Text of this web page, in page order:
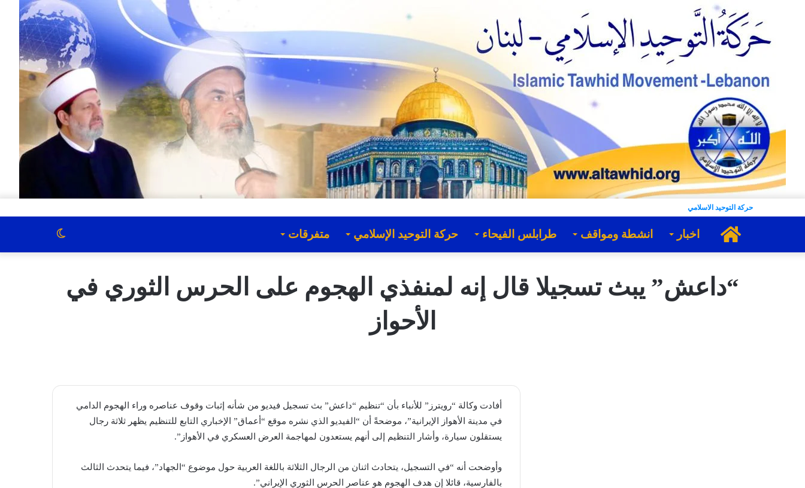
حركة التوحيد الاسلامي
الرئيسية
اخبار انشطة ومواقف طرابلس الفيحاء حركة التوحيد الإسلامي متفرقات
“داعش” يبث تسجيلا قال إنه لمنفذي الهجوم على الحرس الثوري في
الأحواز
أفادت وكالة “رويترز” للأنباء بأن “تنظيم “داعش” بث تسجيل فيديو من شأنه إثبات وقوف عناصره وراء الهجوم الدامي
في مدينة الأهواز الإيرانية”، موضحةً أن “الفيديو الذي نشره موقع “أعماق” الإخباري التابع للتنظيم يظهر ثلاثة رجال
يستقلون سيارة، وأشار التنظيم إلى أنهم يستعدون لمهاجمة العرض العسكري في الأهواز”.
وأوضحت أنه “في التسجيل، يتحادث اثنان من الرجال الثلاثة باللغة العربية حول موضوع “الجهاد”، فيما يتحدث الثالث
بالفارسية، قائلا إن هدف الهجوم هو عناصر ​الحرس الثوري​ الإيراني”.